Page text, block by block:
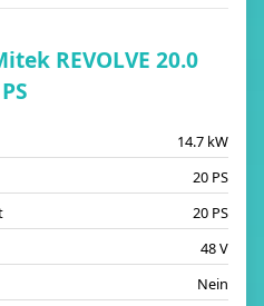
REVOLVE 20.0
PS
14.7 kW
20 PS
20 PS
48 V
Nein